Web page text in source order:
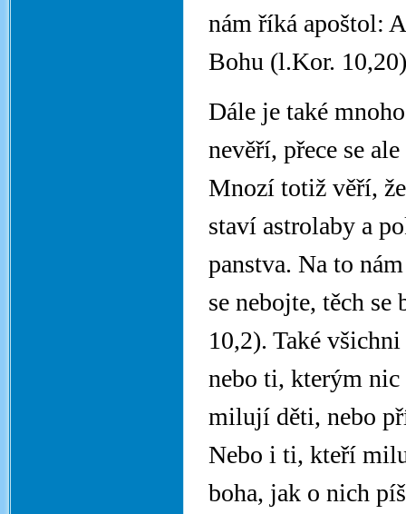
nám říká apoštol:
Bohu (l.Kor.
Dále je také
nevěří, přece se
Mnozí totiž věří,
staví astrolaby a
panstva. Na to
se nebojte, těch
10,2). Také
nebo ti, kterým nic
milují děti, nebo
Nebo i ti, kteří
boha, jak o nich